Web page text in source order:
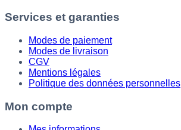
Services et garanties
Modes de paiement
Modes de livraison
CGV
Mentions légales
Politique des données personnelles
Mon compte